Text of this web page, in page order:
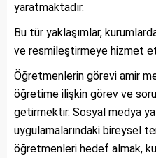
yaratmaktadır.
Bu tür yaklaşımlar,
ve resmileştirmeye hizmet
Öğretmenlerin görevi amir
öğretime ilişkin görev ve
getirmektir. Sosyal medya
uygulamalarındaki bireysel
öğretmenleri hedef almak,